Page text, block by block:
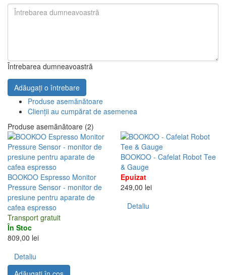
Întrebarea dumneavoastră
Adăugați o întrebare
Produse asemănătoare
Clienții au cumpărat de asemenea
Produse asemănătoare (2)
BOOKOO Espresso Monitor
Pressure Sensor - monitor de
presiune pentru aparate de
cafea espresso
Transport gratuit
În Stoc
809,00 lei
Detaliu
BOOKOO - Cafelat Robot Tee
& Gauge
Epuizat
249,00 lei
Detaliu